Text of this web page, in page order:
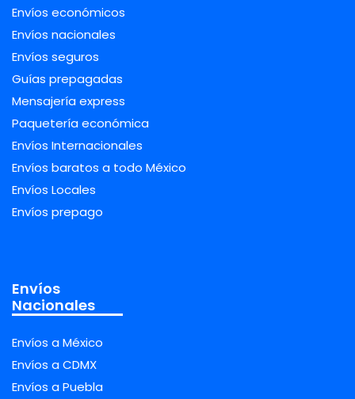
Envíos económicos
Envíos nacionales
Envíos seguros
Guías prepagadas
Mensajería express
Paquetería económica
Envíos Internacionales
Envíos baratos a todo México
Envíos Locales
Envíos prepago
Envíos
Nacionales
Envíos a México
Envíos a CDMX
Envíos a Puebla